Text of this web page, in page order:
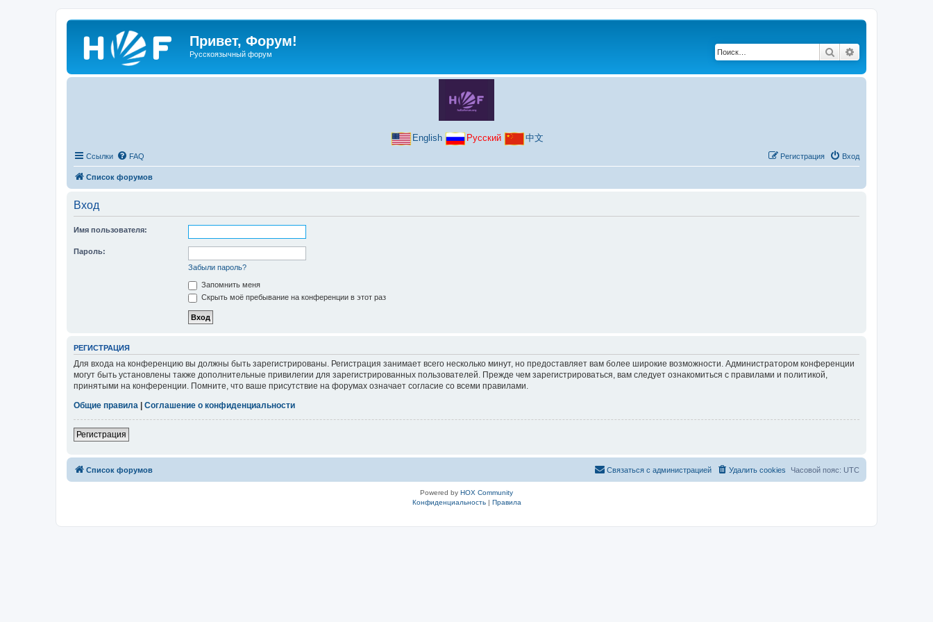
Привет, Форум!
Русскоязычный форум Поиск
English Русский 中文
Ссылки FAQ Вход
Регистрация
Список форумов
Вход
Имя пользователя:
Пароль:
Забыли пароль?
Запомнить меня
Скрыть моё пребывание на конференции в этот раз
РЕГИСТРАЦИЯ
Для входа на конференцию вы должны быть зарегистрированы. Регистрация занимает всего несколько минут, но предоставляет вам более широкие возможности. Администратором конференции
могут быть установлены также дополнительные привилегии для зарегистрированных пользователей. Прежде чем зарегистрироваться, вам следует ознакомиться с правилами и политикой,
принятыми на конференции. Помните, что ваше присутствие на форумах означает согласие со всеми правилами.
Общие правила
Соглашение о конфиденциальности
Регистрация
Список форумов Часовой пояс: UTC
Удалить cookies
Связаться с администрацией
Powered by HOX Community
Конфиденциальность| Правила